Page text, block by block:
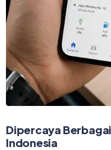
Dipercaya
Indonesia